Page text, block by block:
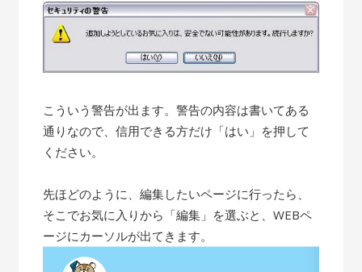
こういう警告が出ます。警告の内容は書いてある
通りなので、信用できる方だけ「はい」を押して
ください。
先ほどのように、編集したいページに行ったら、
そこでお気に入りから「編集」を選ぶと、WEBペ
ージにカーソルが出てきます。